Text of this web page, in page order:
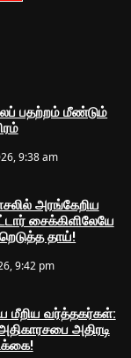
பதற்றம் மீண்டும்
9:38 am
அரங்கேறிய
சைக்கிளிலேயே
தாய்!
9:42 pm
மீறிய வர்த்தகர்கள்:
அதிரடி